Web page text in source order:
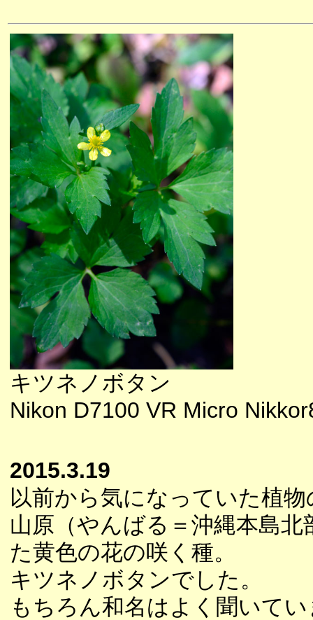
キツネノボタン
Nikon D7100 VR Micro
2015.3.19
以前から気になっていた植
山原（やんばる＝沖縄本島
た黄色の花の咲く種。
キツネノボタンでした。
もちろん和名はよく聞いて